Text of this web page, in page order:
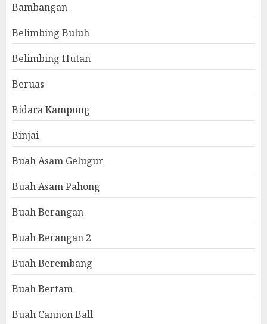
Bambangan
Belimbing Buluh
Belimbing Hutan
Beruas
Bidara Kampung
Binjai
Buah Asam Gelugur
Buah Asam Pahong
Buah Berangan
Buah Berangan 2
Buah Berembang
Buah Bertam
Buah Cannon Ball